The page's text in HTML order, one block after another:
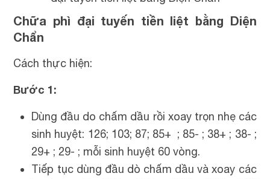
Chữa phì đại tuyến tiền liệt bằng Diện
Chẩn
Cách thực hiện:
Bước 1:
Dùng đầu do chấm dầu rồi xoay trọn nhẹ các
sinh huyệt: 126; 103; 87; 85+ ; 85- ; 38+ ; 38- ;
29+ ; 29- ; mỗi sinh huyệt 60 vòng.
Tiếp tục dùng đầu dò chấm dầu và xoay các